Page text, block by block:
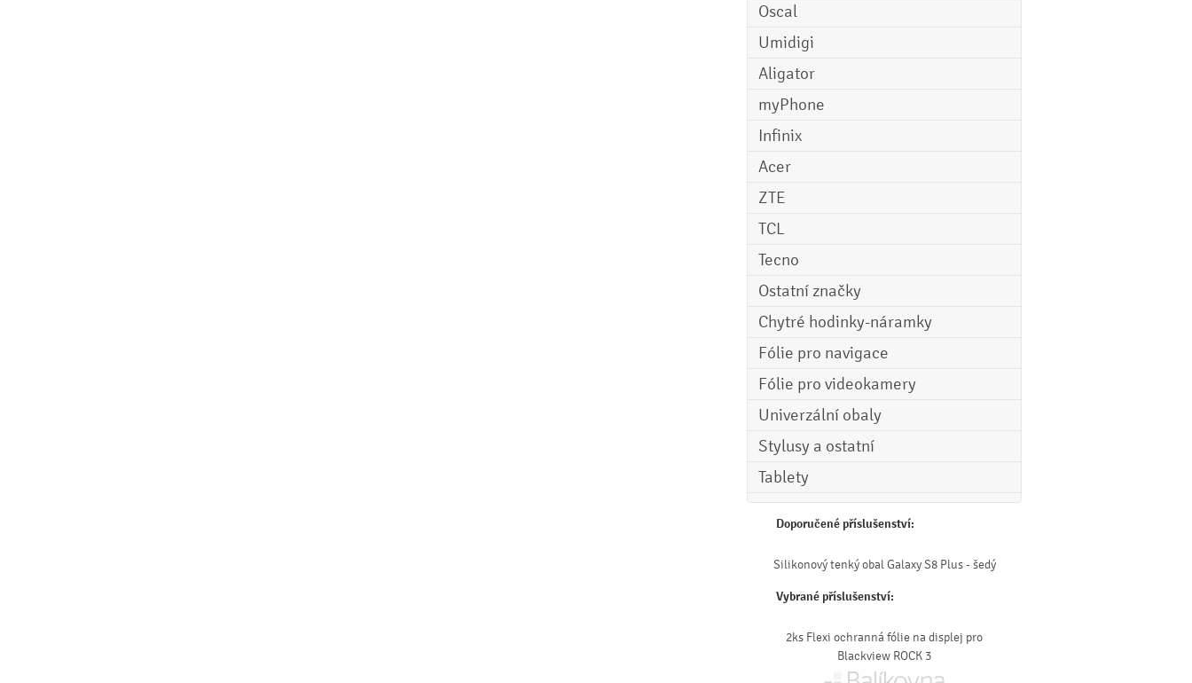
Oscal
Umidigi
Aligator
myPhone
Infinix
Acer
ZTE
TCL
Tecno
Ostatní značky
Chytré hodinky-náramky
Fólie pro navigace
Fólie pro videokamery
Univerzální obaly
Stylusy a ostatní
Tablety
Doporučené příslušenství:
Silikonový tenký obal Galaxy S8 Plus - šedý
Vybrané příslušenství:
2ks Flexi ochranná fólie na displej pro
Blackview ROCK 3